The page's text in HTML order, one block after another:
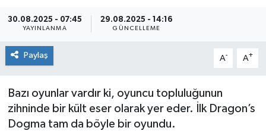
30.08.2025 - 07:45
YAYINLANMA
29.08.2025 - 14:16
GÜNCELLEME
Paylaş A- A+
Bazı oyunlar vardır ki, oyuncu topluluğunun
zihninde bir kült eser olarak yer eder. İlk Dragon’s
Dogma tam da böyle bir oyundu.
Sağlık
Haber Arşivi